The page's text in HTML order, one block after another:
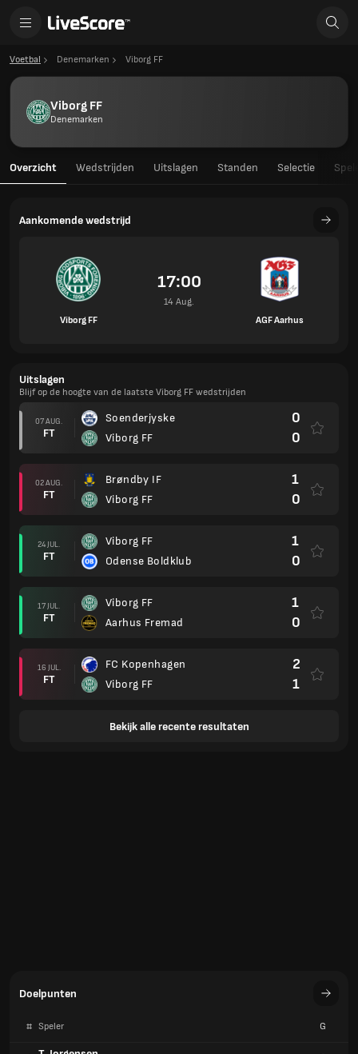
Voetbal Denemarken Viborg FF
Viborg FF
Denemarken
Overzicht Wedstrijden Uitslagen Standen Selectie
Aankomende wedstrijd
Viborg FF
17:00
14 Aug.
AGF Aarhus
Uitslagen
Blijf op de hoogte van de laatste Viborg FF wedstrijden
07 AUG.
FT
Soenderjyske
Viborg FF
0
0
02 AUG.
FT
Brøndby IF
Viborg FF
1
0
24 JUL.
FT
Viborg FF
Odense Boldklub
1
0
17 JUL.
FT
Viborg FF
Aarhus Fremad
1
0
16 JUL.
FT
FC Kopenhagen
Viborg FF
2
1
Bekijk alle recente resultaten
Doelpunten
# Speler G